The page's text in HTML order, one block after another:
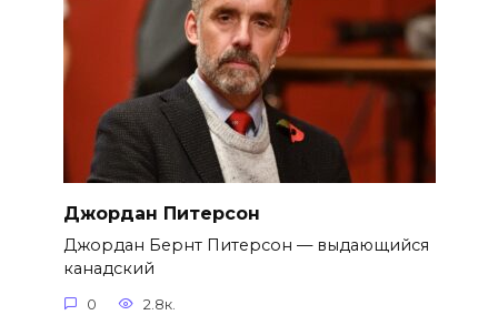
Джордан Питерсон
Джордан Бернт Питерсон — выдающийся
канадский
0 2.8к.